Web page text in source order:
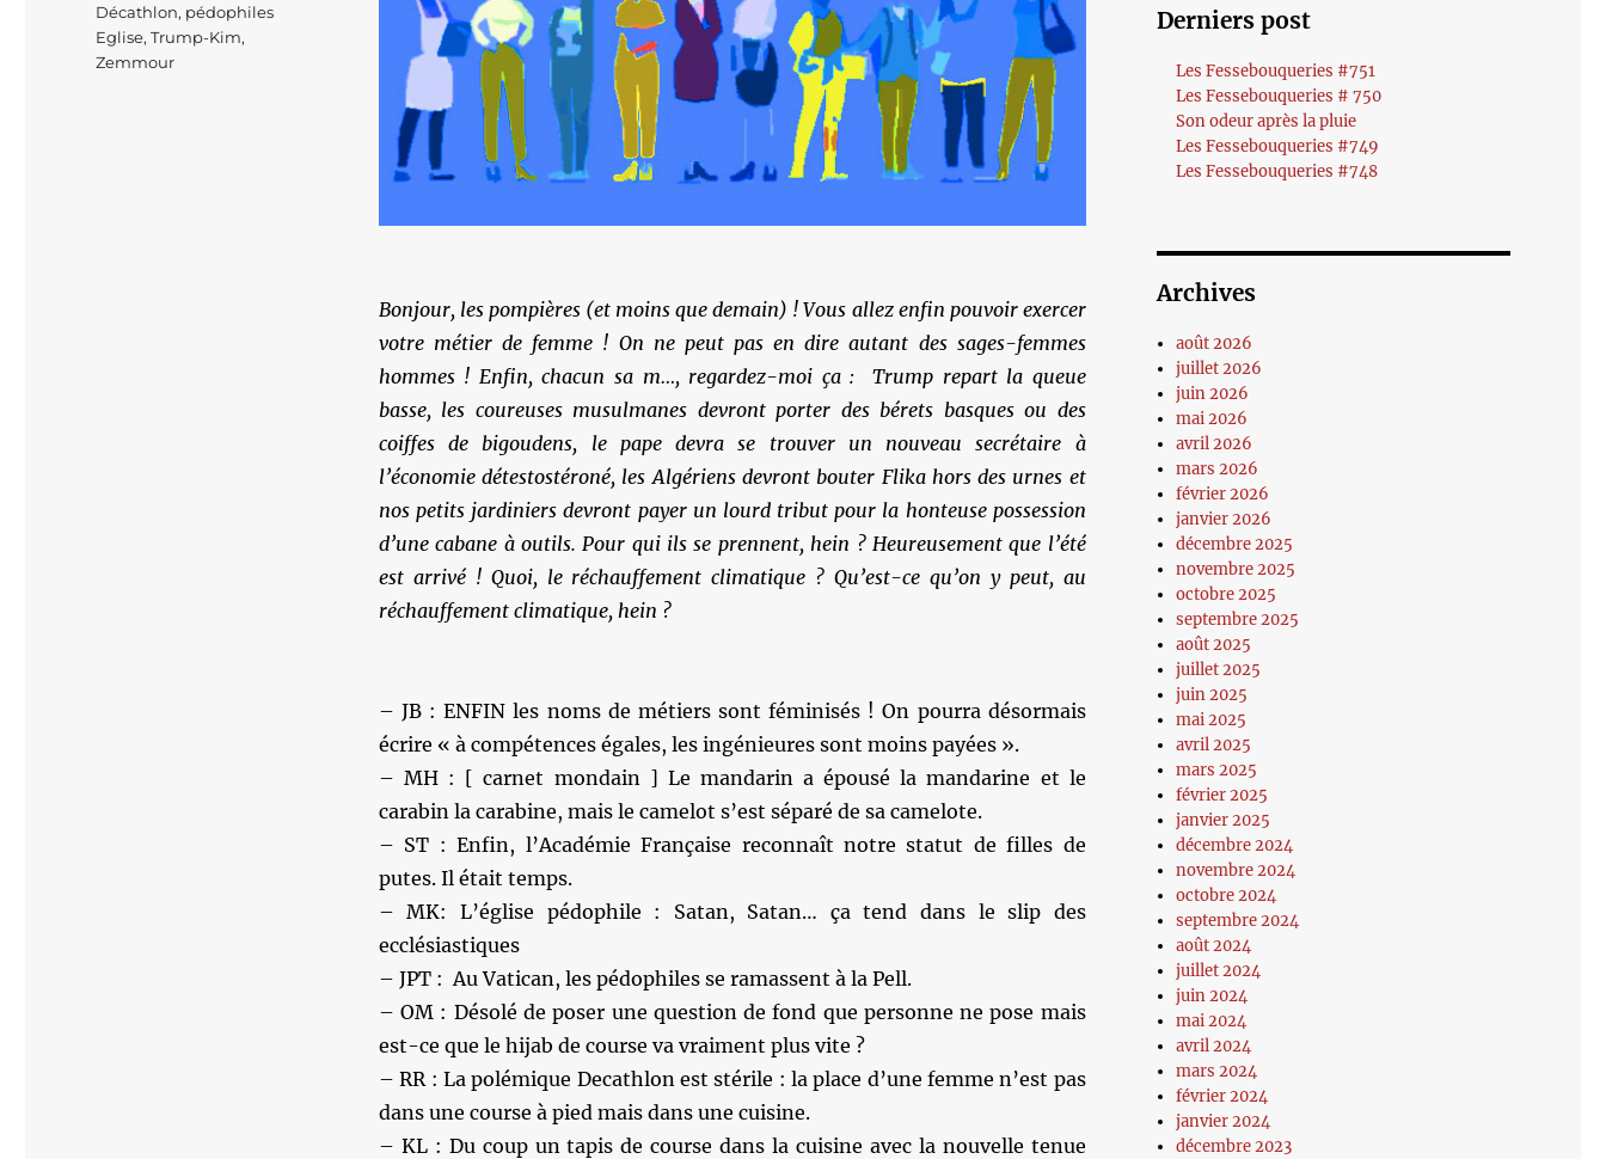
Bonjour, les pompières (et moins que demain) ! Vous allez enfin pouvoir exercer
votre métier de femme ! On ne peut pas en dire autant des sages-femmes
hommes ! Enfin, chacun sa m…, regardez-moi ça : Trump repart la queue
basse, les coureuses musulmanes devront porter des bérets basques ou des
coiffes de bigoudens, le pape devra se trouver un nouveau secrétaire à
l’économie détestostéroné, les Algériens devront bouter Flika hors des urnes et
nos petits jardiniers devront payer un lourd tribut pour la honteuse possession
d’une cabane à outils. Pour qui ils se prennent, hein ?Heureusement que l’été
est arrivé ! Quoi, le réchauffement climatique ? Qu’est-ce qu’on y peut, au
réchauffement climatique, hein ?
– JB : ENFIN les noms de métiers sont féminisés ! On pourra désormais
écrire « à compétences égales, les ingénieures sont moins payées ».
– MH : [ carnet mondain ] Le mandarin a épousé la mandarine et le
carabin la carabine, mais le camelot s’est séparé de sa camelote.
– ST : Enfin, l’Académie Française reconnaît notre statut de filles de
putes. Il était temps.
– MK: L’église pédophile : Satan, Satan… ça tend dans le slip des
ecclésiastiques
– JPT : Au Vatican, les pédophiles se ramassent à la Pell.
– OM : Désolé de poser une question de fond que personne ne pose mais
est-ce que le hijab de course va vraiment plus vite ?
– RR : La polémique Decathlon est stérile : la place d’une femme n’est pas
dans une course à pied mais dans une cuisine.
– KL : Du coup un tapis de course dans la cuisine avec la nouvelle tenue
Décathlon, pédophiles
Eglise,Trump-Kim,
Zemmour
Derniers post
Les Fessebouqueries #751
Les Fessebouqueries # 750
Son odeur après la pluie
Les Fessebouqueries #749
Les Fessebouqueries #748
Archives
août 2026
juillet 2026
juin 2026
mai 2026
avril 2026
mars 2026
février 2026
janvier 2026
décembre 2025
novembre 2025
octobre 2025
septembre 2025
août 2025
juillet 2025
juin 2025
mai 2025
avril 2025
mars 2025
février 2025
janvier 2025
décembre 2024
novembre 2024
octobre 2024
septembre 2024
août 2024
juillet 2024
juin 2024
mai 2024
avril 2024
mars 2024
février 2024
janvier 2024
décembre 2023